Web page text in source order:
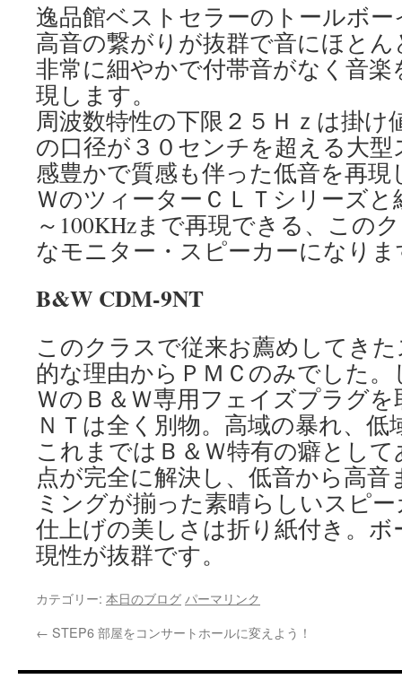
逸品館ベストセラーのトールボ
高音の繋がりが抜群で音にほと
非常に細やかで付帯音がなく音
現します。
周波数特性の下限２５Ｈｚは掛け
の口径が３０センチを超える大
感豊かで質感も伴った低音を再現
ＷのツィーターＣＬＴシリーズと
～100KHzまで再現できる、この
なモニター・スピーカーになりま
B&W CDM-9NT
このクラスで従来お薦めしてき
的な理由からＰＭＣのみでした
ＷのＢ＆Ｗ専用フェイズプラグ
ＮＴは全く別物。高域の暴れ、
これまではＢ＆Ｗ特有の癖とし
点が完全に解決し、低音から高
ミングが揃った素晴らしいスピ
仕上げの美しさは折り紙付き。
現性が抜群です。
カテゴリー: 本日のブログ パーマリンク
← STEP6 部屋をコンサートホールに変えよう！